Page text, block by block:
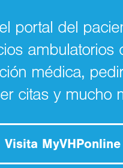
portal del
ambulatorios
médica,
citas y mucho
Visita MyVHPonline